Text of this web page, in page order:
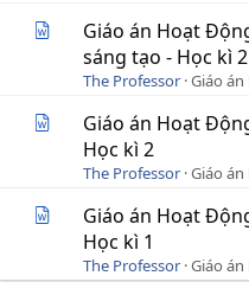
Giáo án Hoạt
sáng tạo - Học kì 2
The Professor Giáo
Giáo án Hoạt
Học kì 2
The Professor Giáo
Giáo án Hoạt
Học kì 1
The Professor Giáo